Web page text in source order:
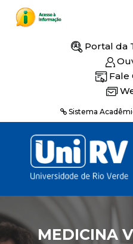
Portal da
Fale
Sistema
MEDICINA